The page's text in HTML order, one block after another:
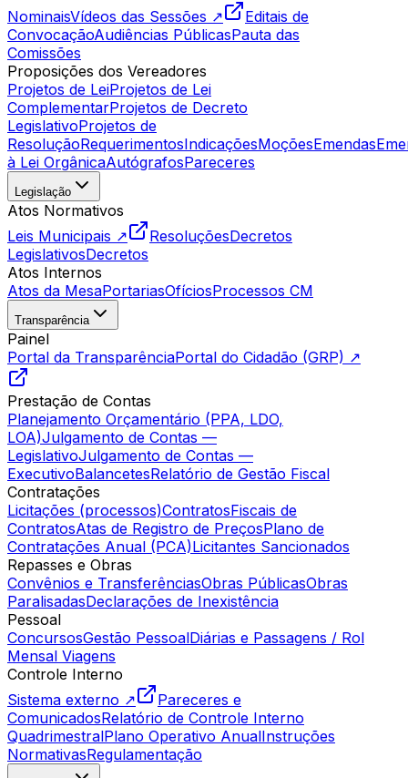
NominaisVídeos das Sessões ↗
Editais de
ConvocaçãoAudiências PúblicasPauta das
Comissões
Proposições dos Vereadores
Projetos de LeiProjetos de Lei
ComplementarProjetos de Decreto
LegislativoProjetos de
ResoluçãoRequerimentosIndicaçõesMoçõesEmendas
à Lei OrgânicaAutógrafosPareceres
Legislação
Atos Normativos
Leis Municipais ↗
ResoluçõesDecretos
LegislativosDecretos
Atos Internos
Atos da MesaPortariasOfíciosProcessos CM
Transparência
Painel
Portal da TransparênciaPortal do Cidadão (GRP) ↗
Prestação de Contas
Planejamento Orçamentário (PPA, LDO,
LOA)Julgamento de Contas —
LegislativoJulgamento de Contas —
ExecutivoBalancetesRelatório de Gestão Fiscal
Contratações
Licitações (processos)ContratosFiscais de
ContratosAtas de Registro de PreçosPlano de
Contratações Anual (PCA)Licitantes Sancionados
Repasses e Obras
Convênios e TransferênciasObras PúblicasObras
ParalisadasDeclarações de Inexistência
Pessoal
ConcursosGestão PessoalDiárias e Passagens / Rol
Mensal Viagens
Controle Interno
Sistema externo ↗
Pareceres e
ComunicadosRelatório de Controle Interno
QuadrimestralPlano Operativo AnualInstruções
NormativasRegulamentação